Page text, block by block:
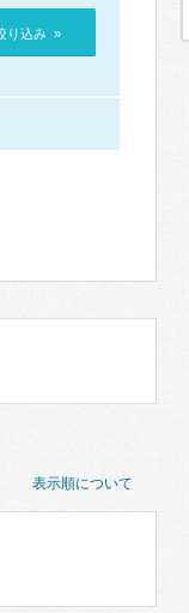
り込み »
表示順について